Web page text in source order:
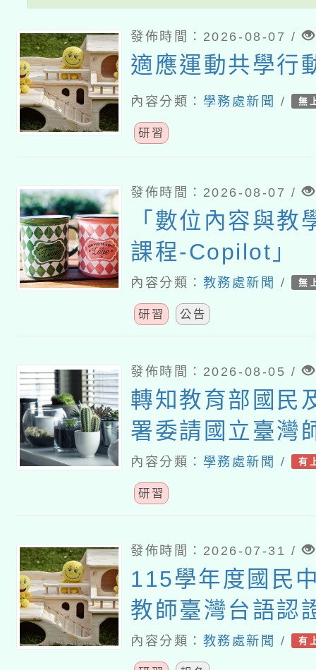
發佈時間：2026-08-07 /
適應運動共學行
內容分類： 學務處新聞 / 無
研習
發佈時間：2026-08-07 /
「數位內容與教
課程-Copilot」
內容分類： 教務處新聞 / 無
研習 公告
發佈時間：2026-08-05 /
轉知教育部國民
署委請國立臺灣
理「114至115
學校輔導計畫師
內容分類： 學務處新聞 / 有
研習
發佈時間：2026-07-31 /
115學年度國民
教師臺灣台語認
課程計畫
內容分類： 教務處新聞 / 有